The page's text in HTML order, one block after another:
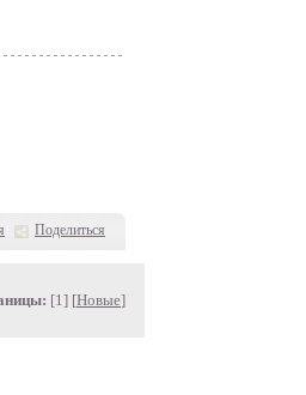
Поделиться
[1] [Новые]